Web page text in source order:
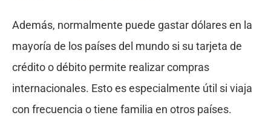
Además, normalmente puede gastar dólares en la
mayoría de los países del mundo si su tarjeta de
crédito o débito permite realizar compras
internacionales. Esto es especialmente útil si viaja
con frecuencia o tiene familia en otros países.